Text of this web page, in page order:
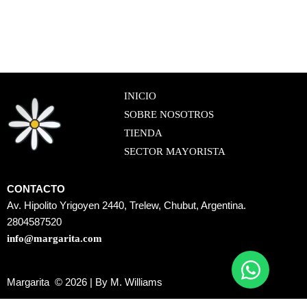
INICIO
SOBRE NOSOTROS
TIENDA
SECTOR MAYORISTA
CONTACTO
Av. Hipolito Yrigoyen 2440, Trelew, Chubut, Argentina.
2804587520
info@margarita.com
Margarita © 2026 | By M. Williams